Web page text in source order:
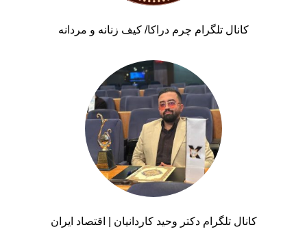
کانال تلگرام چرم دراکا/ کیف زنانه و مردانه
کانال تلگرام دکتر وحید کاردانیان | اقتصاد ایران